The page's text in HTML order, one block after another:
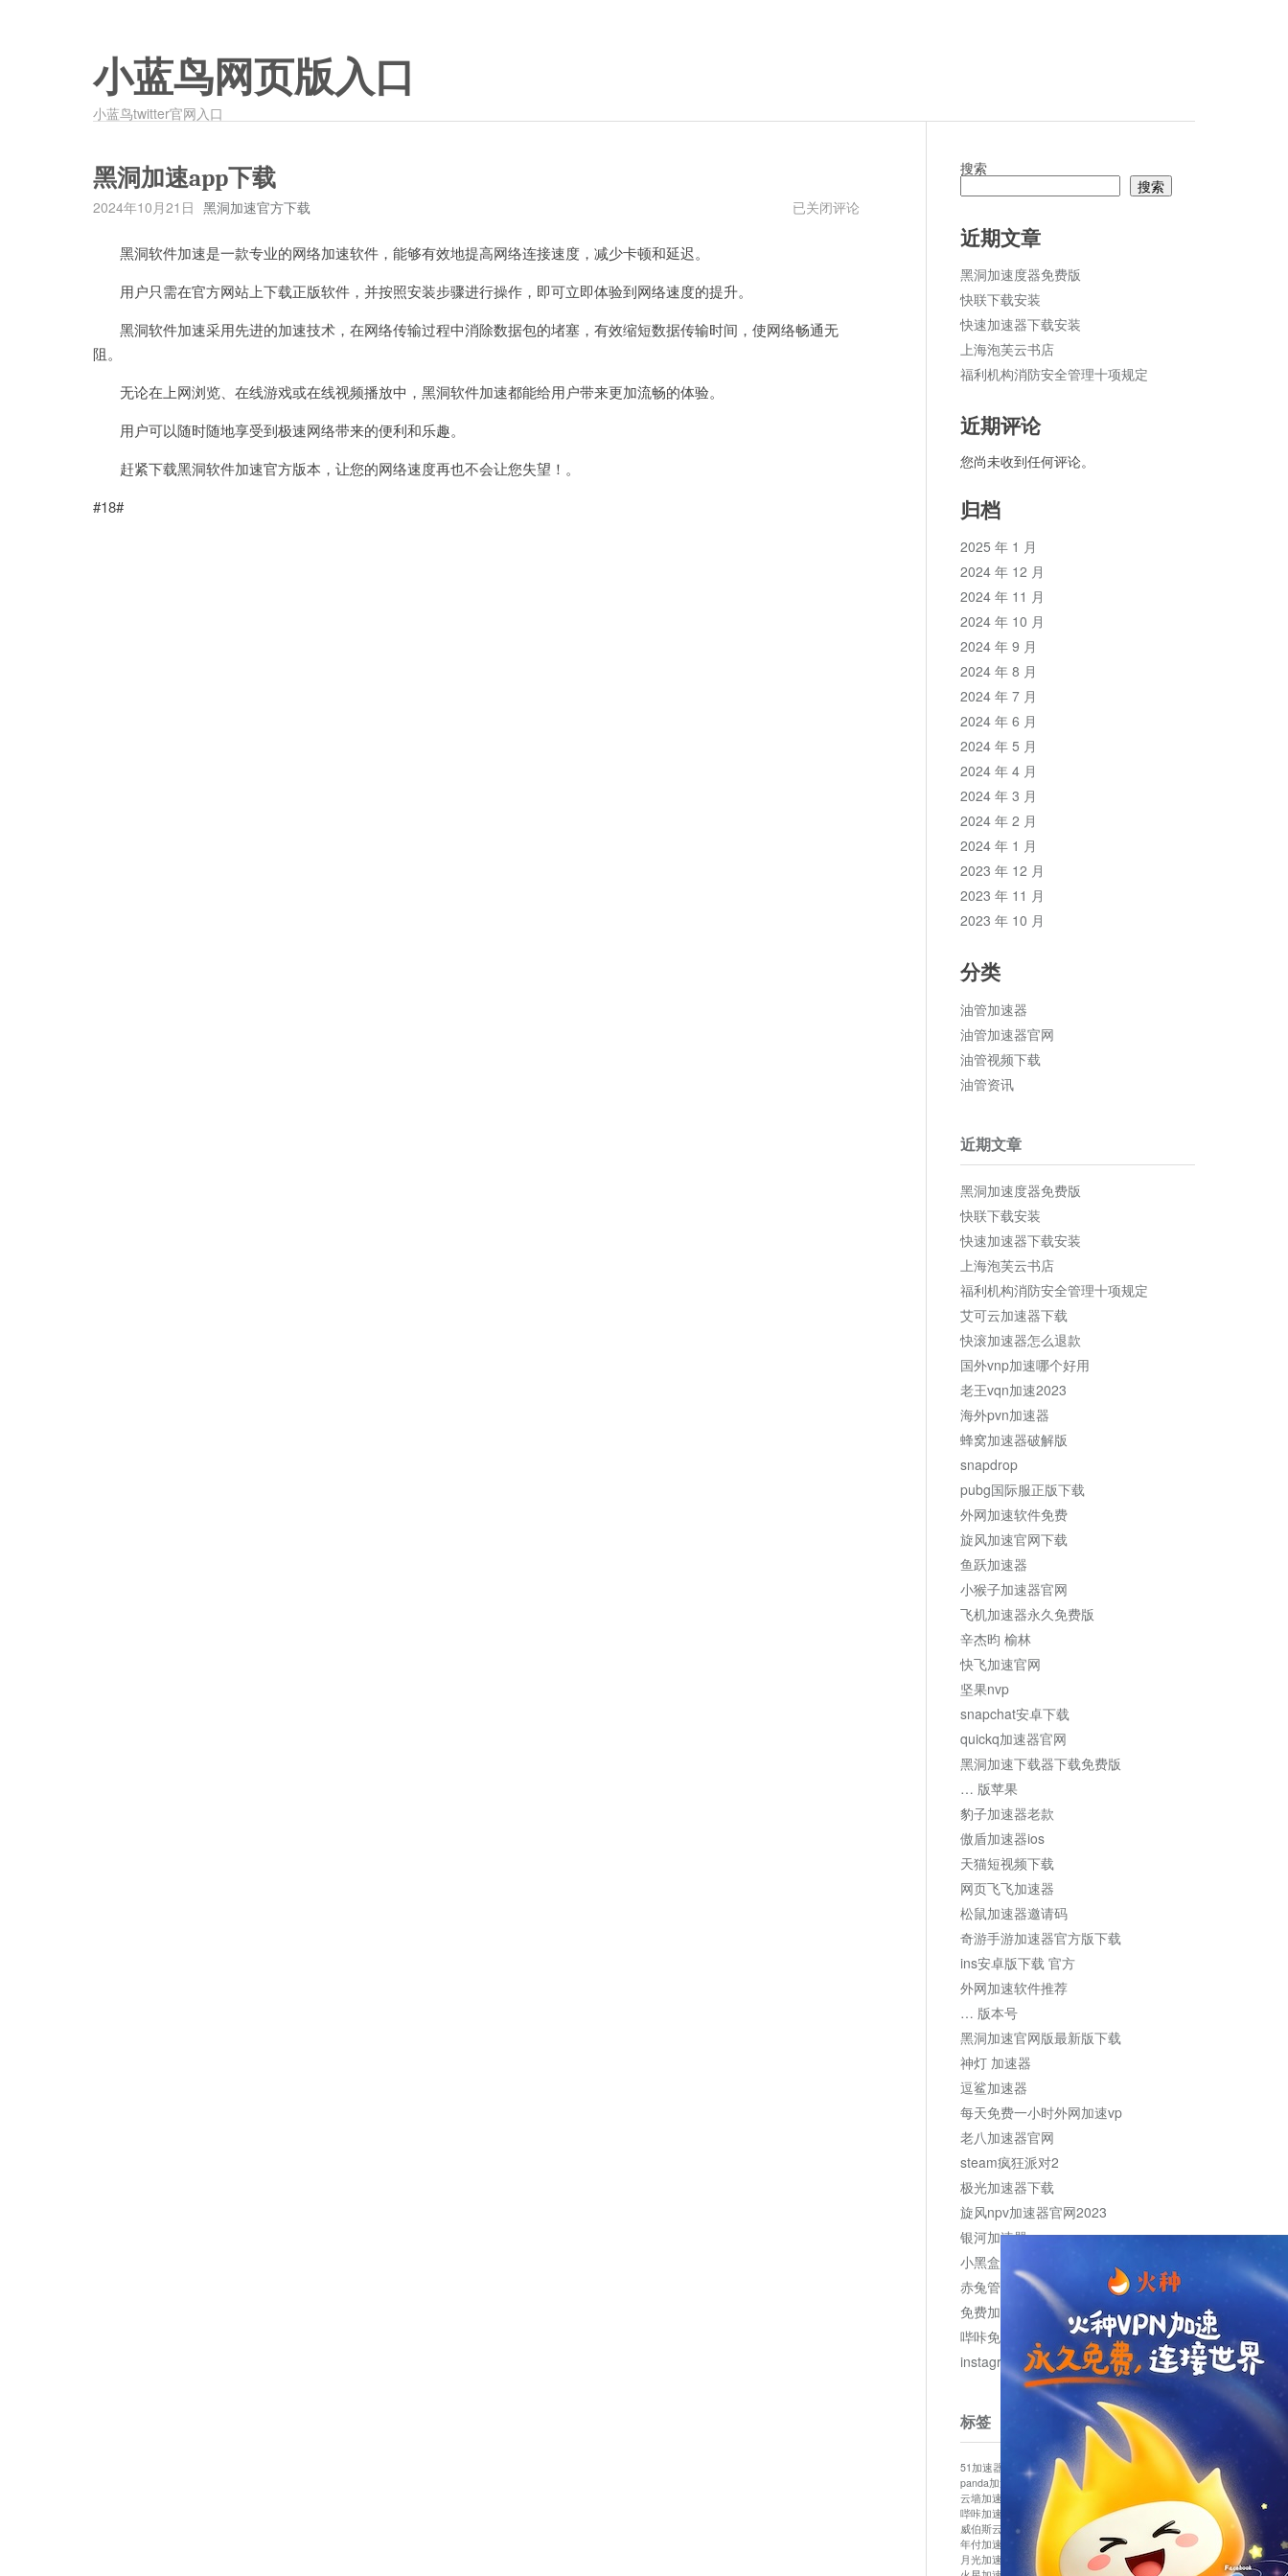
小蓝鸟网页版入口
小蓝鸟twitter官网入口
黑洞加速app下载
2024年10月21日 黑洞加速官方下载
黑
已关闭评论
黑洞软件加速是一款专业的网络加速软件，能够有效地提高网络连接速度，减少卡顿和延迟。
用户只需在官方网站上下载正版软件，并按照安装步骤进行操作，即可立即体验到网络速度的提升。
黑洞软件加速采用先进的加速技术，在网络传输过程中消除数据包的堵塞，有效缩短数据传输时间，使网络畅通无
阻。
无论在上网浏览、在线游戏或在线视频播放中，黑洞软件加速都能给用户带来更加流畅的体验。
用户可以随时随地享受到极速网络带来的便利和乐趣。
赶紧下载黑洞软件加速官方版本，让您的网络速度再也不会让您失望！。
#18#
搜索
搜索
近期文章
黑洞加速度器免费版
快联下载安装
快速加速器下载安装
上海泡芙云书店
福利机构消防安全管理十项规定
近期评论
您尚未收到任何评论。
归档
2025 年 1 月
2024 年 12 月
2024 年 11 月
2024 年 10 月
2024 年 9 月
2024 年 8 月
2024 年 7 月
2024 年 6 月
2024 年 5 月
2024 年 4 月
2024 年 3 月
2024 年 2 月
2024 年 1 月
2023 年 12 月
2023 年 11 月
2023 年 10 月
分类
油管加速器
油管加速器官网
油管视频下载
油管资讯
近期文章
黑洞加速度器免费版
快联下载安装
快速加速器下载安装
上海泡芙云书店
福利机构消防安全管理十项规定
艾可云加速器下载
快滚加速器怎么退款
国外vnp加速哪个好用
老王vqn加速2023
海外pvn加速器
蜂窝加速器破解版
snapdrop
pubg国际服正版下载
外网加速软件免费
旋风加速官网下载
鱼跃加速器
小猴子加速器官网
飞机加速器永久免费版
辛杰昀 榆林
快飞加速官网
坚果nvp
snapchat安卓下载
quickq加速器官网
黑洞加速下载器下载免费版
… 版苹果
豹子加速器老款
傲盾加速器ios
天猫短视频下载
网页飞飞加速器
松鼠加速器邀请码
奇游手游加速器官方版下载
ins安卓版下载 官方
外网加速软件推荐
… 版本号
黑洞加速官网版最新版下载
神灯 加速器
逗鲨加速器
每天免费一小时外网加速vp
老八加速器官网
steam疯狂派对2
极光加速器下载
旋风npv加速器官网2023
银河加速器
小黑盒加速器加速
赤兔管理平台
免费加速器
哔咔免费加速服务器
instagram网页版登录入口
标签
51加速器 bitznet hidecat i7加速器
kuai500
panda加速器
snap加速器 vp加速器
中信加速器
云墙加速器
云速加速器
哔咔加速器
哔咔哔咔加速器 喵云 回锅肉加速器
威伯斯云
小明加速器 小蓝鸟加速器
布谷vp加速器
年付加速器
心阶云 快连 怎么上外网
易飞加速器
月光加速器
机场加速器 松果云 梯子加速器